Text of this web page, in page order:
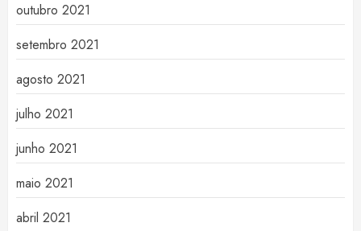
outubro 2021
setembro 2021
agosto 2021
julho 2021
junho 2021
maio 2021
abril 2021